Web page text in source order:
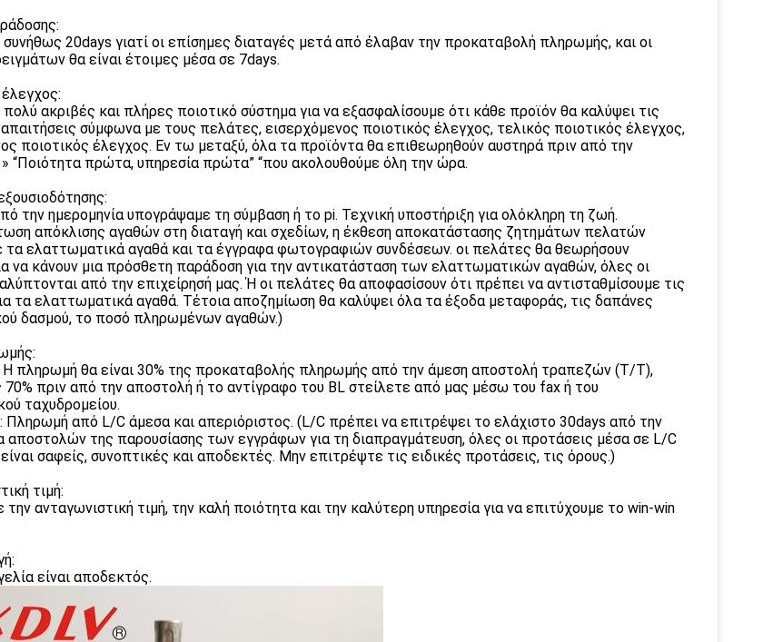
20days γιατί οι επίσημες διαταγές μετά από έλαβαν την προκαταβολή πληρωμής, και οι
θα είναι έτοιμες μέσα σε 7days.
ακριβές και πλήρες ποιοτικό σύστημα για να εξασφαλίσουμε ότι κάθε προϊόν θα καλύψει τις
σύμφωνα με τους πελάτες, εισερχόμενος ποιοτικός έλεγχος, τελικός ποιοτικός έλεγχος,
ποιοτικός έλεγχος. Εν τω μεταξύ, όλα τα προϊόντα θα επιθεωρηθούν αυστηρά πριν από την
“Ποιότητα πρώτα, υπηρεσία πρώτα” “που ακολουθούμε όλη την ώρα.
την ημερομηνία υπογράψαμε τη σύμβαση ή το pi. Τεχνική υποστήριξη για ολόκληρη τη ζωή.
απόκλισης αγαθών στη διαταγή και σχεδίων, η έκθεση αποκατάστασης ζητημάτων πελατών
τα ελαττωματικά αγαθά και τα έγγραφα φωτογραφιών συνδέσεων. οι πελάτες θα θεωρήσουν
να κάνουν μια πρόσθετη παράδοση για την αντικατάσταση των ελαττωματικών αγαθών, όλες οι
από την επιχείρησή μας. Ή οι πελάτες θα αποφασίσουν ότι πρέπει να αντισταθμίσουμε τις
τα ελαττωματικά αγαθά. Τέτοια αποζημίωση θα καλύψει όλα τα έξοδα μεταφοράς, τις δαπάνες
δασμού, το ποσό πληρωμένων αγαθών.)
Η πληρωμή θα είναι 30% της προκαταβολής πληρωμής από την άμεση αποστολή τραπεζών (T/T),
70% πριν από την αποστολή ή το αντίγραφο του BL στείλετε από μας μέσω του fax ή του
ταχυδρομείου.
Πληρωμή από L/C άμεσα και απεριόριστος. (L/C πρέπει να επιτρέψει το ελάχιστο 30days από την
αποστολών της παρουσίασης των εγγράφων για τη διαπραγμάτευση, όλες οι προτάσεις μέσα σε L/C
σαφείς, συνοπτικές και αποδεκτές. Μην επιτρέψτε τις ειδικές προτάσεις, τις όρους.)
τιμή:
ανταγωνιστική τιμή, την καλή ποιότητα και την καλύτερη υπηρεσία για να επιτύχουμε το win-win
είναι αποδεκτός.